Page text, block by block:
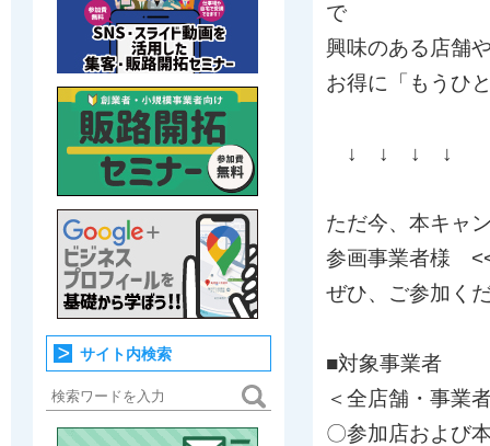
で
興味のある店舗
お得に「もうひ
↓ ↓ ↓ ↓
ただ今、本キャ
参画事業者様
ぜひ、ご参加く
■対象事業者
＜全店舗・事業
〇参加店および
サイト内検索